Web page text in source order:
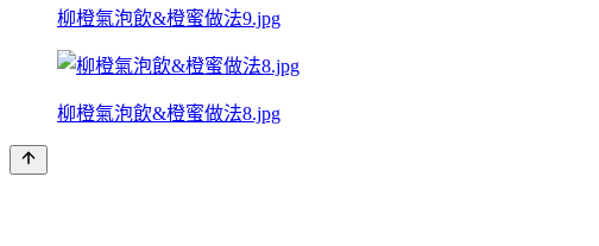
柳橙氣泡飲&橙蜜做法9.jpg
柳橙氣泡飲&橙蜜做法8.jpg